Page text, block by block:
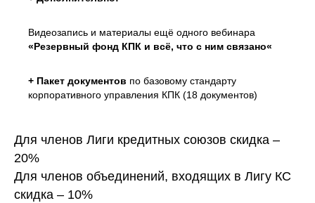
Видеозапись и материалы ещё одного вебинара
«Резервный фонд КПК и всё, что с ним связано«
+ Пакет документов по базовому стандарту
корпоративного управления КПК (18 документов)
Для членов Лиги кредитных союзов скидка –
20%
Для членов объединений, входящих в Лигу КС
скидка – 10%